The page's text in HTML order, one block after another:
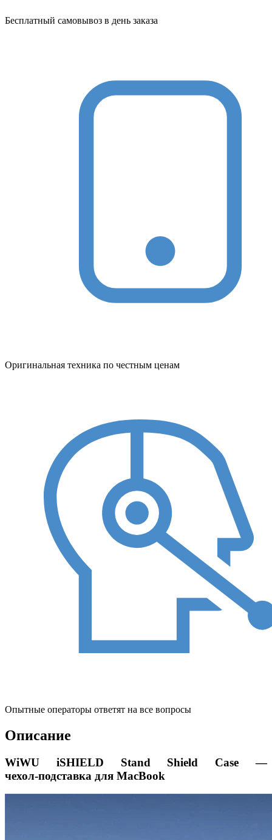
Бесплатный самовывоз в день заказа
Оригинальная техника по честным ценам
Опытные операторы ответят на все вопросы
Описание
WiWU iSHIELD Stand Shield Case —
чехол‑подставка для MacBook